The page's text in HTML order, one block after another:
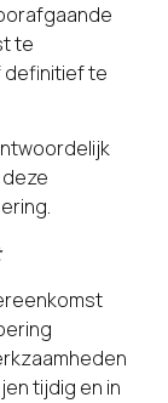
te
definitief te
tijdig en in